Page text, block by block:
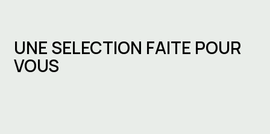
UNE SELECTION FAITE POUR
VOUS